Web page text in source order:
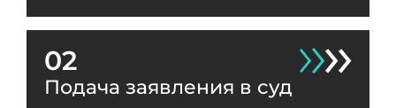
02
Подача заявления в суд